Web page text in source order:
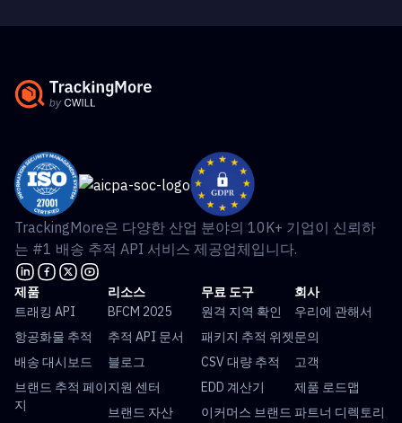
TrackingMore은 다양한 산업 분야의 10K+ 기업이 신뢰하
는 #1 배송 추적 API 서비스 제공업체입니다.
제품
트래킹 API
항공화물 추적
배송 대시보드
브랜드 추적 페이
지
리소스
BFCM 2025
추적 API 문서
블로그
지원 센터
브랜드 자산
무료 도구
원격 지역 확인
패키지 추적 위젯
CSV 대량 추적
EDD 계산기
이커머스 브랜드
회사
우리에 관해서
문의
고객
제품 로드맵
파트너 디렉토리